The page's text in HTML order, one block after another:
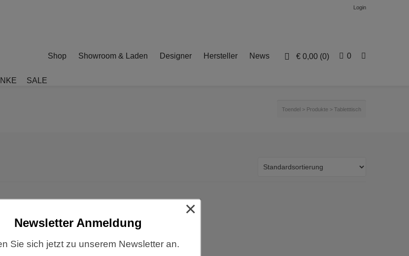
Login
€ 0,00 (0) 0
Shop Showroom & Laden Designer Hersteller News
SALE
Toendel > Produkte > Tabletttisch
Newsletter Anmeldung
Sie sich jetzt zu unserem Newsletter an.
×